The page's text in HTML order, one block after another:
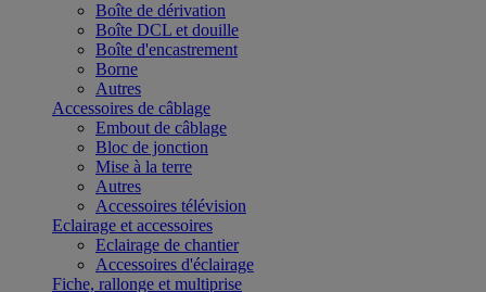
Boîte de dérivation
Boîte DCL et douille
Boîte d'encastrement
Borne
Autres
Accessoires de câblage
Embout de câblage
Bloc de jonction
Mise à la terre
Autres
Accessoires télévision
Eclairage et accessoires
Eclairage de chantier
Accessoires d'éclairage
Fiche, rallonge et multiprise